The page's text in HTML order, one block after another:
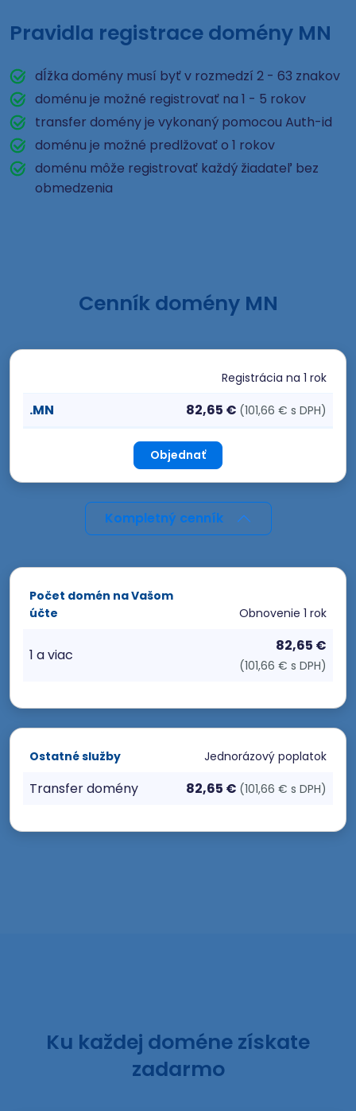
Pravidla registrace domény MN
dĺžka domény musí byť v rozmedzí 2 - 63 znakov
doménu je možné registrovať na 1 - 5 rokov
transfer domény je vykonaný pomocou Auth-id
doménu je možné predlžovať o 1 rokov
doménu môže registrovať každý žiadateľ bez
obmedzenia
Cenník domény MN
Registrácia na 1 rok
.MN 82,65 € (101,66 € s DPH)
Objednať
Kompletný cenník
Počet domén na Vašom
účte
Obnovenie 1 rok
1 a viac
82,65 €
(101,66 € s DPH)
Ostatné služby Jednorázový poplatok
Transfer domény 82,65 € (101,66 € s DPH)
Ku každej doméne získate
zadarmo